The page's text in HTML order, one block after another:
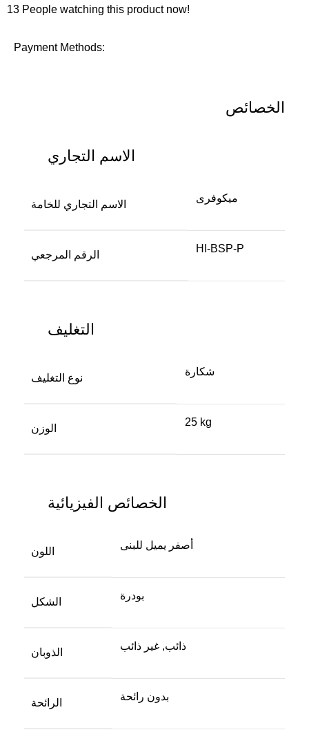
13 People watching this product now!
Payment Methods:
الخصائص
الاسم التجاري
الاسم التجاري للخامة
ميكوفرى
الرقم المرجعي
HI-BSP-P
التغليف
نوع التغليف
شكارة
الوزن
25 kg
الخصائص الفيزيائية
اللون
أصفر يميل للبنى
الشكل
بودرة
الذوبان
ذائب, غير ذائب
الرائحة
بدون رائحة